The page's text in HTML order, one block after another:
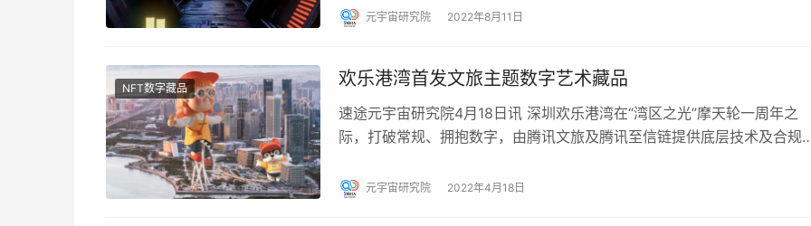
么？ 2021年9月8日，我们在公众号【元宇…
元宇宙研究院 2022年8月11日
NFT数字藏品 欢乐港湾首发文旅主题数字艺术藏品
速途元宇宙研究院4月18日讯 深圳欢乐港湾在“湾区之光”摩天轮一周年之
际，打破常规、拥抱数字，由腾讯文旅及腾讯至信链提供底层技术及合规
元宇宙研究院 2022年4月18日